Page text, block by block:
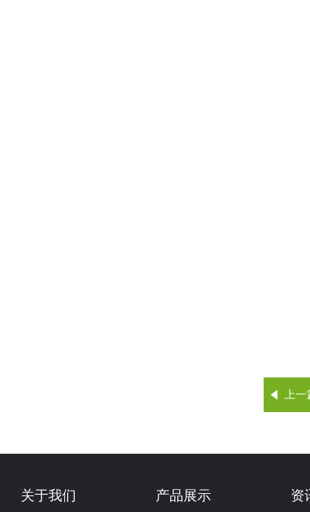
上
关于我们 产品展示 资